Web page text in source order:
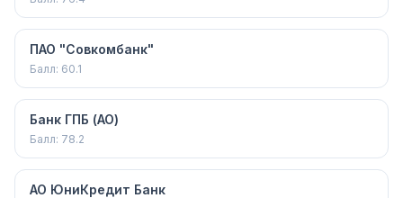
ПАО "Совкомбанк"
Балл: 60.1
Банк ГПБ (АО)
Балл: 78.2
АО ЮниКредит Банк